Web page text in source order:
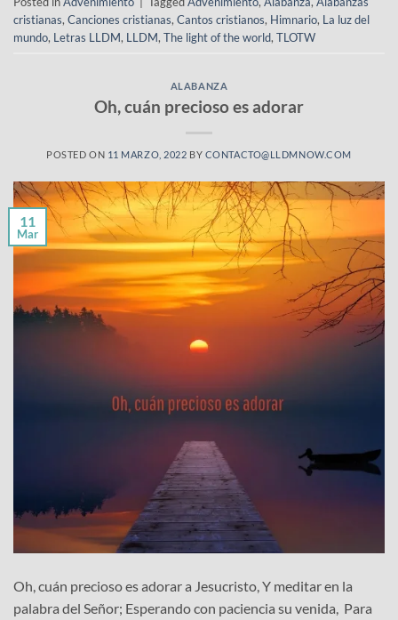
cristianas, Canciones cristianas, Cantos cristianos, Himnario, La luz del
mundo, Letras LLDM, LLDM, The light of the world, TLOTW
ALABANZA
Oh, cuán precioso es adorar
POSTED ON 11 MARZO, 2022 BY CONTACTO@LLDMNOW.COM
11
Mar
Oh, cuán precioso es adorar a Jesucristo, Y meditar en la
palabra del Señor; Esperando con paciencia su venida, Para